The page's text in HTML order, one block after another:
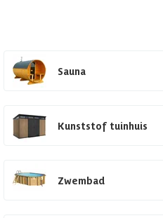
Sauna
Kunststof tuinhuis
Zwembad